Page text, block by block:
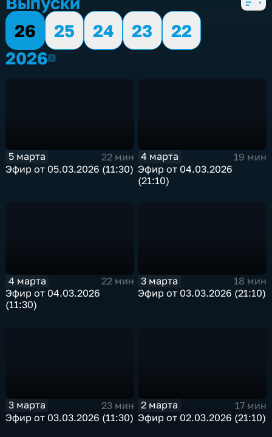
26
25 24 23
22
20262026
5 марта
22 мин
Эфир от 05.03.2026 (11:30)
4 марта
19 мин
Эфир от 04.03.2026
(21:10)
4 марта
22 мин
Эфир от 04.03.2026
(11:30)
3 марта
18 мин
Эфир от 03.03.2026 (21:10)
3 марта
23 мин
Эфир от 03.03.2026 (11:30)
2 марта
17 мин
Эфир от 02.03.2026 (21:10)